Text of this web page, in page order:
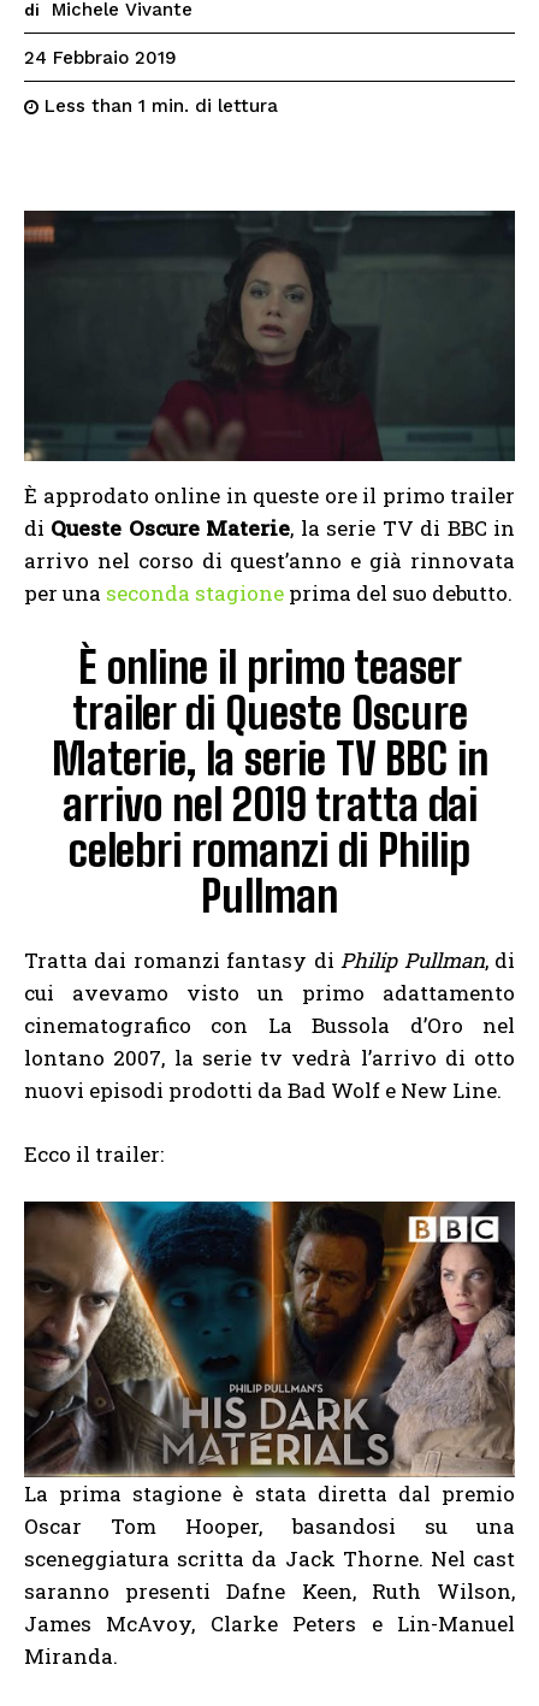
di Michele Vivante
24 Febbraio 2019
Less than 1 min. di lettura
È approdato online in queste ore il primo trailer
di Queste Oscure Materie, la serie TV di BBC in
arrivo nel corso di quest’anno e già rinnovata
per una seconda stagione prima del suo debutto.
È online il primo teaser
trailer di Queste Oscure
Materie, la serie TV BBC in
arrivo nel 2019 tratta dai
celebri romanzi di Philip
Pullman
Tratta dai romanzi fantasy di Philip Pullman, di
cui avevamo visto un primo adattamento
cinematografico con La Bussola d’Oro nel
lontano 2007, la serie tv vedrà l’arrivo di otto
nuovi episodi prodotti da Bad Wolf e New Line.
Ecco il trailer:
La prima stagione è stata diretta dal premio
Oscar Tom Hooper, basandosi su una
sceneggiatura scritta da Jack Thorne. Nel cast
saranno presenti Dafne Keen, Ruth Wilson,
James McAvoy, Clarke Peters e Lin-Manuel
Miranda.